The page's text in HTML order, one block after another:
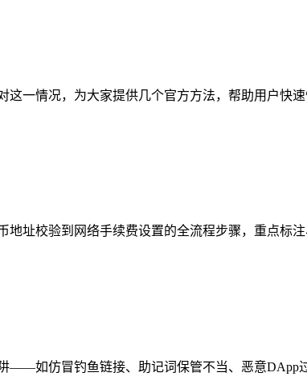
这一情况，为大家提供几个官方方法，帮助用户快
地址校验到网络手续费设置的全流程步骤，重点标注
——如仿冒钓鱼链接、助记词保管不当、恶意DApp